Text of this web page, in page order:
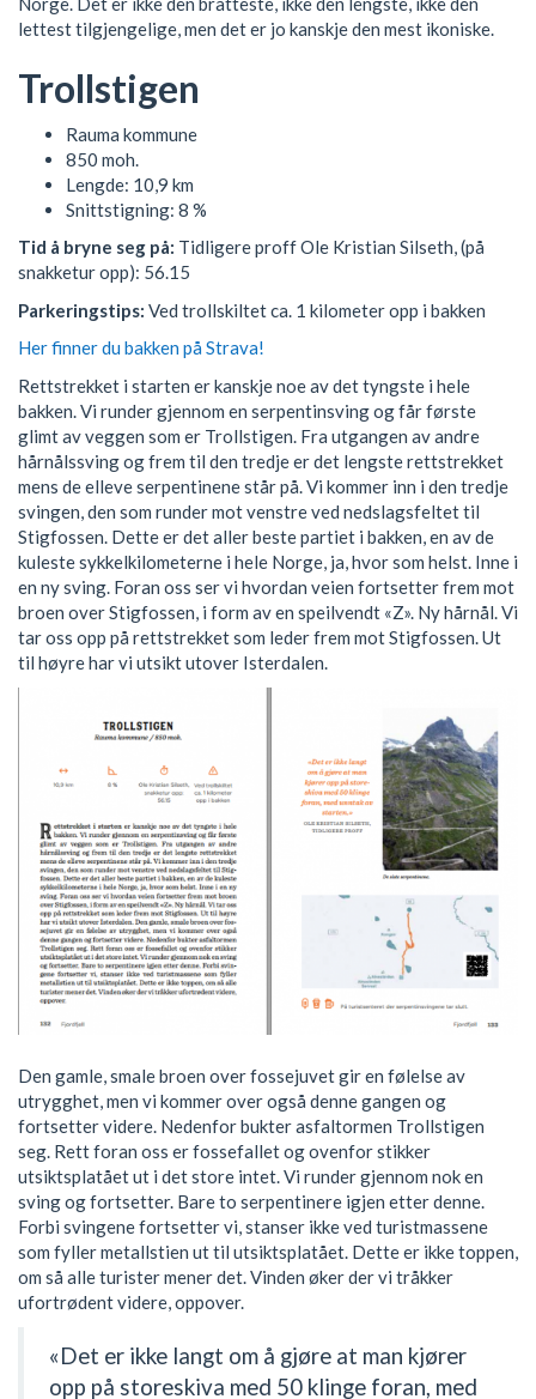
lettest tilgjengelige, men det er jo kanskje den mest ikoniske.
Trollstigen
Rauma kommune
850 moh.
Lengde: 10,9 km
Snittstigning: 8 %
Tid å bryne seg på: Tidligere proff Ole Kristian Silseth, (på
snakketur opp): 56.15
Parkeringstips: Ved trollskiltet ca. 1 kilometer opp i bakken
Her finner du bakken på Strava!
Rettstrekket i starten er kanskje noe av det tyngste i hele
bakken. Vi runder gjennom en serpentinsving og får første
glimt av veggen som er Trollstigen. Fra utgangen av andre
hårnålssving og frem til den tredje er det lengste rettstrekket
mens de elleve serpentinene står på. Vi kommer inn i den tredje
svingen, den som runder mot venstre ved nedslagsfeltet til
Stigfossen. Dette er det aller beste partiet i bakken, en av de
kuleste sykkelkilometerne i hele Norge, ja, hvor som helst. Inne i
en ny sving. Foran oss ser vi hvordan veien fortsetter frem mot
broen over Stigfossen, i form av en speilvendt «Z». Ny hårnål. Vi
tar oss opp på rettstrekket som leder frem mot Stigfossen. Ut
til høyre har vi utsikt utover Isterdalen.
Den gamle, smale broen over fossejuvet gir en følelse av
utrygghet, men vi kommer over også denne gangen og
fortsetter videre. Nedenfor bukter asfaltormen Trollstigen
seg. Rett foran oss er fossefallet og ovenfor stikker
utsiktsplatået ut i det store intet. Vi runder gjennom nok en
sving og fortsetter. Bare to serpentinere igjen etter denne.
Forbi svingene fortsetter vi, stanser ikke ved turistmassene
som fyller metallstien ut til utsiktsplatået. Dette er ikke toppen,
om så alle turister mener det. Vinden øker der vi tråkker
ufortrødent videre, oppover.
«Det er ikke langt om å gjøre at man kjører
opp på storeskiva med 50 klinge foran, med